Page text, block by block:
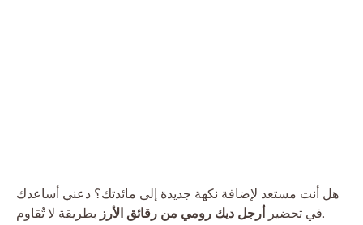
هل أنت مستعد لإضافة نكهة جديدة إلى مائدتك؟ دعني أساعدك
في تحضيرأرجل ديك رومي من رقائق الأرز بطريقة لا تُقاوم.